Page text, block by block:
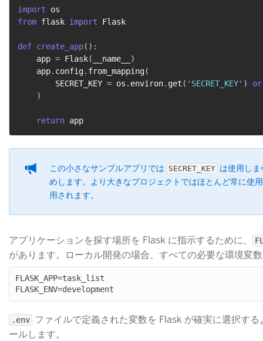
import
from flask import Flask
def create_app( ) :
    app
= Flask( __name__
)
    app
. config. from_mapping(
        SECRET_KEY
= os . environ. get ( 'SECRET_KEY' )
or
)
return
この小さなサンプルアプリでは SECRET_KEY
は使用し
めします。より大きなプロジェクトではほとんど常に使
用されます。
アプリケーションを探す場所を Flask に指示するために、
があります。ローカル開発の場合、すべての必要な環境変
FLASK_APP=task_list
.env
ファイルで定義された変数を Flask が確実に選択する
ールします。